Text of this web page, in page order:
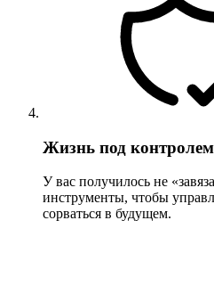
Жизнь под контролем
У вас получилось не
инструменты, чтобы
сорваться в будущем.